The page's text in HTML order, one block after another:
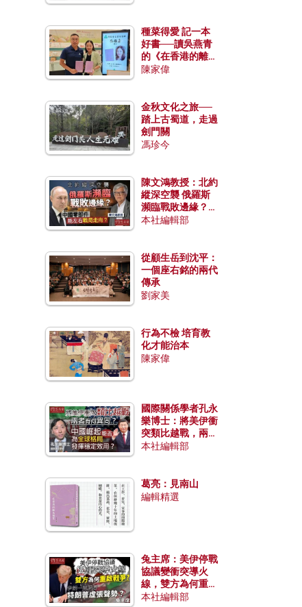
種菜得愛 記一本
好書──讀吳燕青
的《在香港的離島
種菜》
陳家偉
金秋文化之旅──
踏上古蜀道，走過
劍門關
馮珍今
陳文鴻教授：北約
縱深空襲 俄羅斯
瀕臨戰敗邊緣？中
國零部件能左右戰
本社編輯部
從顧生岳到沈平：
一個座右銘的兩代
傳承
劉家美
行為不檢 培育教
化才能治本
陳家偉
國際關係學者孔永
樂博士：將美伊衝
突類比越戰，兩者
有何異同？中國崛
本社編輯部
葛亮：見南山
編輯精選
兔主席：美伊停戰
協議變衝突導火
線，雙方為何重啟
戰爭？伊朗一早洞
本社編輯部